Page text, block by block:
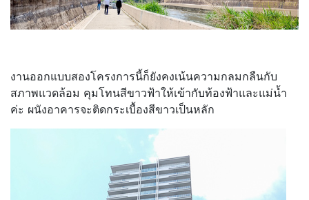
งานออกแบบสองโครงการนี้ก็ยังคงเน้นความกลมกลืนกับ
สภาพแวดล้อม คุมโทนสีขาวฟ้าให้เข้ากับท้องฟ้าและแม่น้ำ
ค่ะ ผนังอาคารจะติดกระเบื้องสีขาวเป็นหลัก